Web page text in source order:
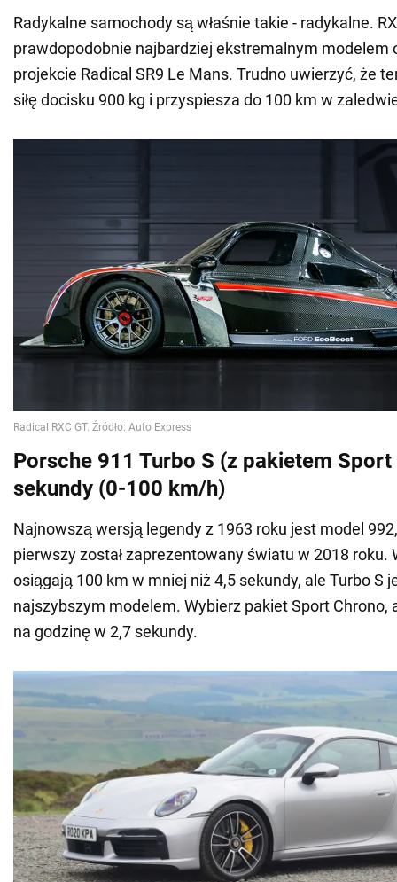
Radykalne samochody są właśnie takie - radykalne.
prawdopodobnie najbardziej ekstremalnym modelem
projekcie Radical SR9 Le Mans. Trudno uwierzyć, że
siłę docisku 900 kg i przyspiesza do 100 km w
Porsche 911 Turbo S (z pakietem
sekundy (0-100 km/h)
Najnowszą wersją legendy z 1963 roku jest model
pierwszy został zaprezentowany światu w 2018 roku.
osiągają 100 km w mniej niż 4,5 sekundy, ale Turbo S
najszybszym modelem. Wybierz pakiet Sport Chrono,
na godzinę w 2,7 sekundy.